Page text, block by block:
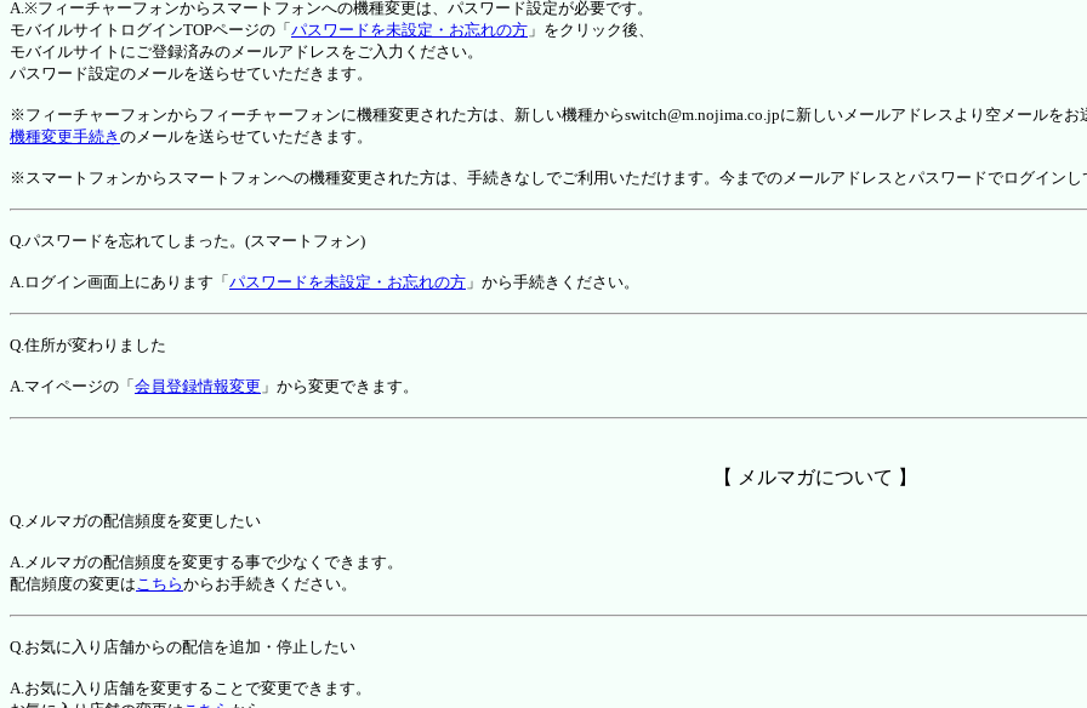
A.※フィーチャーフォンからスマートフォンへの機種変更は、パスワード設定が必要です。
モバイルサイトログインTOPページの「 パスワードを未設定・お忘れの方 」をクリック後、
モバイルサイトにご登録済みのメールアドレスをご入力ください。
パスワード設定のメールを送らせていただきます。
※フィーチャーフォンからフィーチャーフォンに機種変更された方は、新しい機種からswitch@m.nojima.co.jpに新しいメールアドレスより空メールをお
機種変更手続き のメールを送らせていただきます。
※スマートフォンからスマートフォンへの機種変更された方は、手続きなしでご利用いただけます。今までのメールアドレスとパスワードでログインし
Q.パスワードを忘れてしまった。(スマートフォン)
A.ログイン画面上にあります「 パスワードを未設定・お忘れの方 」から手続きください。
Q.住所が変わりました
A.マイページの「 会員登録情報変更 」から変更できます。
【 メルマガについて 】
Q.メルマガの配信頻度を変更したい
A.メルマガの配信頻度を変更する事で少なくできます。
配信頻度の変更はこちらからお手続きください。
Q.お気に入り店舗からの配信を追加・停止したい
A.お気に入り店舗を変更することで変更できます。